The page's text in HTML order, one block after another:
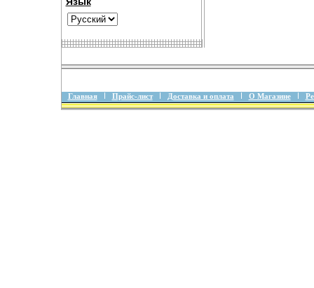
Главная Прайс-лист Доставка и оплата О Магазине